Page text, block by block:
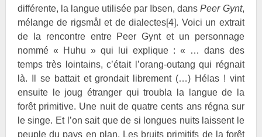
différente, la langue utilisée par Ibsen, dans Peer Gynt,
mélange de rigsmål et de dialectes[4]. Voici un extrait
de la rencontre entre Peer Gynt et un personnage
nommé « Huhu » qui lui explique : « … dans des
temps très lointains, c’était l’orang-outang qui régnait
là. Il se battait et grondait librement (…) Hélas ! vint
ensuite le joug étranger qui troubla la langue de la
forêt primitive. Une nuit de quatre cents ans régna sur
le singe. Et l’on sait que de si longues nuits laissent le
peuple du pays en plan. Les bruits primitifs de la forêt